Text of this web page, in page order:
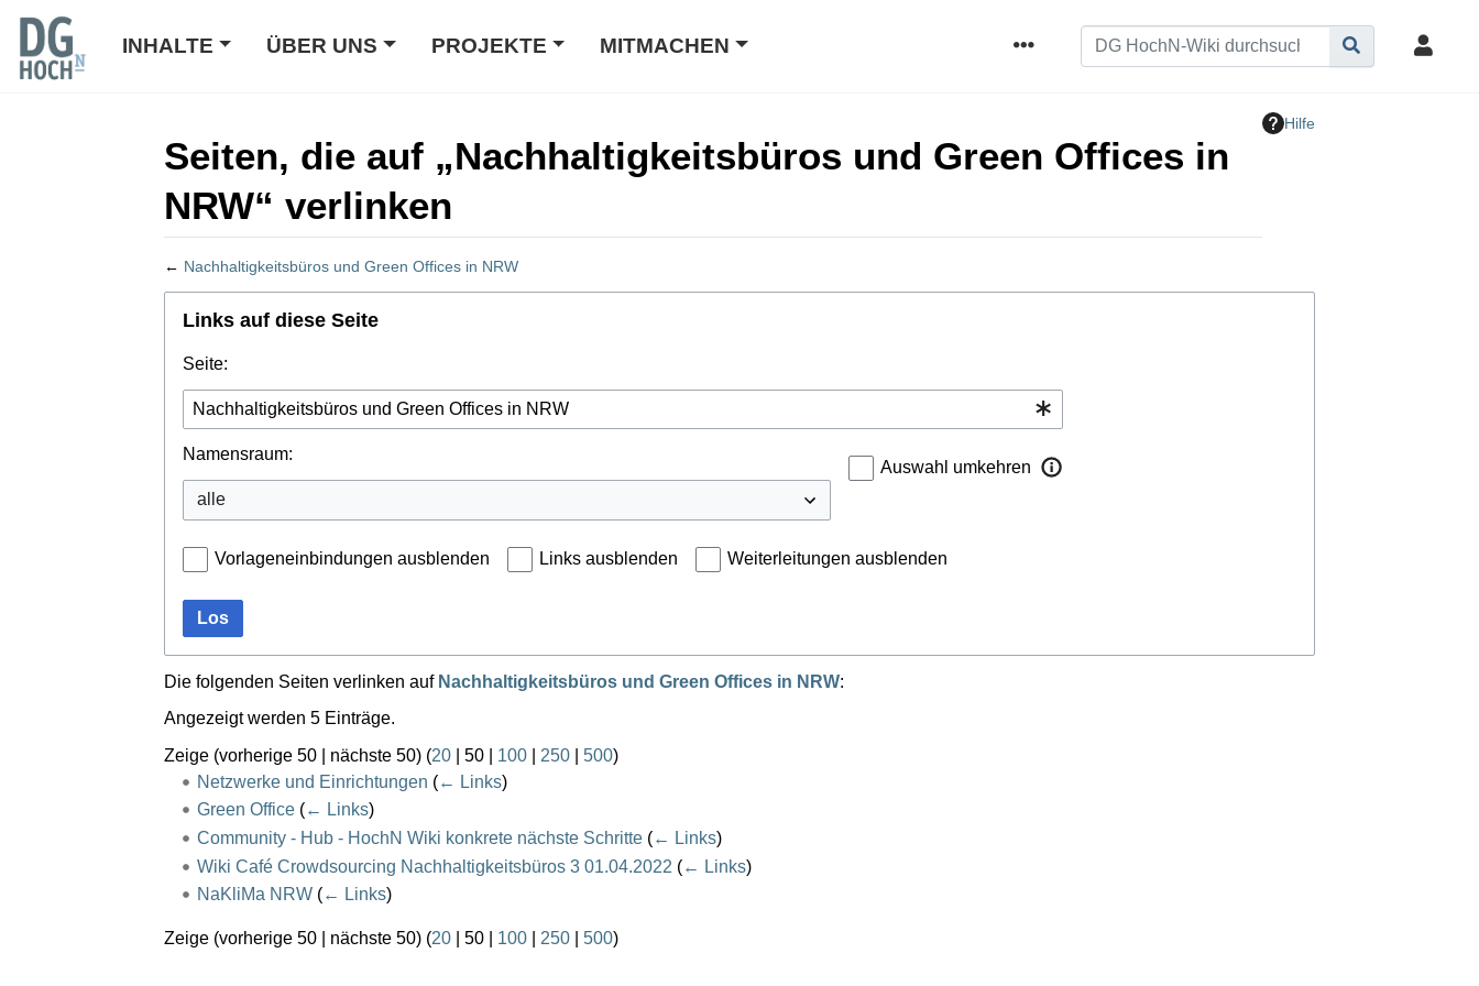
INHALTE ÜBER UNS PROJEKTE MITMACHEN
Hilfe
Seiten, die auf „Nachhaltigkeitsbüros und Green Offices in
NRW“ verlinken
← Nachhaltigkeitsbüros und Green Offices in NRW
Wechseln zu:Navigation,Suche
Links auf diese Seite
Seite:
Namensraum:
Auswahl umkehren
Vorlageneinbindungen ausblenden Links ausblenden Weiterleitungen ausblenden
Los
Die folgenden Seiten verlinken auf Nachhaltigkeitsbüros und Green Offices in NRW:
Angezeigt werden 5 Einträge.
Zeige (vorherige 50 nächste 50) (20 50 100 250 500)
Netzwerke und Einrichtungen (← Links)
Green Office (← Links)
Community - Hub - HochN Wiki konkrete nächste Schritte (← Links)
Wiki Café Crowdsourcing Nachhaltigkeitsbüros 3 01.04.2022 (← Links)
NaKliMa NRW (← Links)
Zeige (vorherige 50 nächste 50) (20 50 100 250 500)